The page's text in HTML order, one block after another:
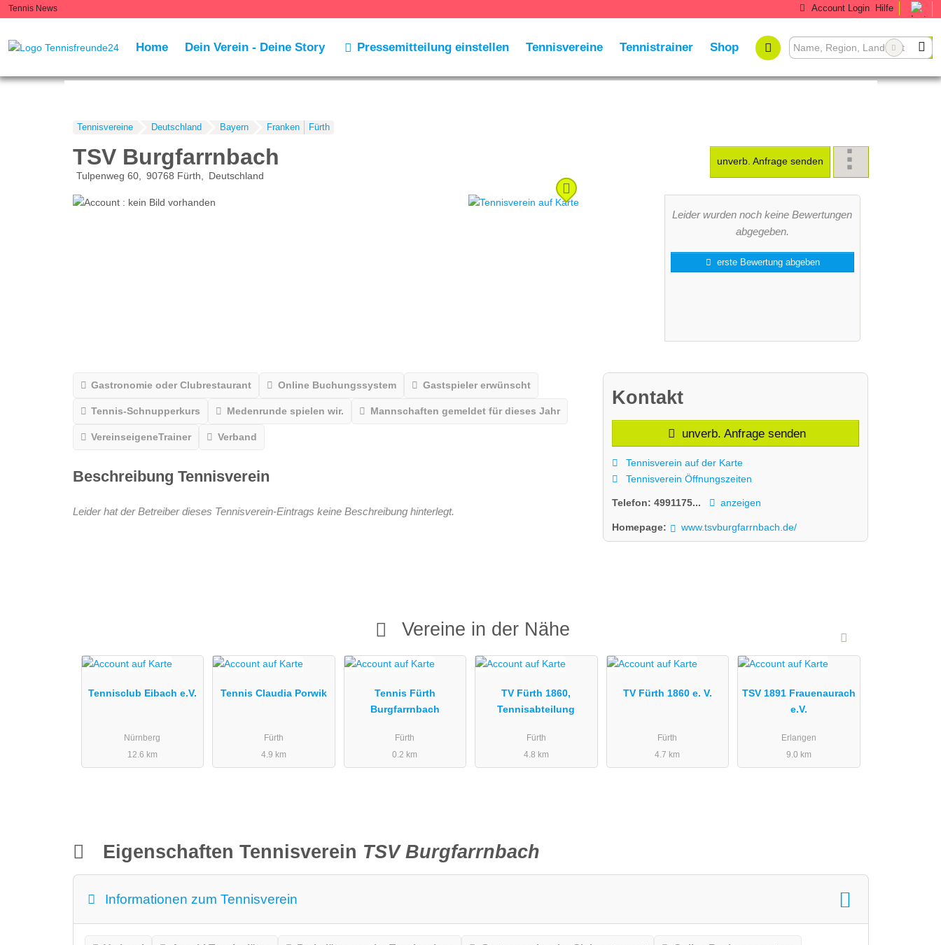
Tennis News Account Login Hilfe
Home Dein Verein - Deine Story Pressemitteilung einstellen Tennisvereine Tennistrainer Shop
Tennisvereine Deutschland Bayern Franken Fürth
TSV Burgfarrnbach
Tulpenweg 60 90768 Fürth Deutschland
unverb. Anfrage senden
Leider wurden noch keine Bewertungen
abgegeben.
erste Bewertung abgeben
Gastronomie oder Clubrestaurant Online Buchungssystem Gastspieler erwünscht
Tennis-Schnupperkurs Medenrunde spielen wir. Mannschaften gemeldet für dieses Jahr
VereinseigeneTrainer Verband
Beschreibung Tennisverein
Leider hat der Betreiber dieses Tennisverein-Eintrags keine Beschreibung hinterlegt.
Kontakt
unverb. Anfrage senden
Tennisverein auf der Karte
Tennisverein Öffnungszeiten
Telefon:4991175... anzeigen
Homepage: www.tsvburgfarrnbach.de/
Vereine in der Nähe
Tennisclub Eibach e.V.
Nürnberg
12.6 km
Tennis Claudia Porwik
Fürth
4.9 km
Tennis Fürth
Burgfarrnbach
Fürth
0.2 km
TV Fürth 1860,
Tennisabteilung
Fürth
4.8 km
TV Fürth 1860 e. V.
Fürth
4.7 km
TSV 1891 Frauenaurach
e.V.
Erlangen
9.0 km
Eigenschaften Tennisverein TSV Burgfarrnbach
Informationen zum Tennisverein